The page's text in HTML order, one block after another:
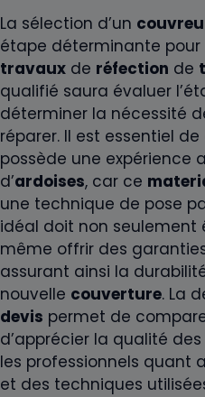
La sélection d’un
étape déterminante pour
travaux de réfection de
qualifié saura évaluer
déterminer la nécessité
réparer. Il est essentiel
possède une expérience
d’ardoises, car ce
une technique de pose
idéal doit non seulement
même offrir des
assurant ainsi la
nouvelle couverture. La
devis permet de
d’apprécier la qualité
les professionnels quant
et des techniques